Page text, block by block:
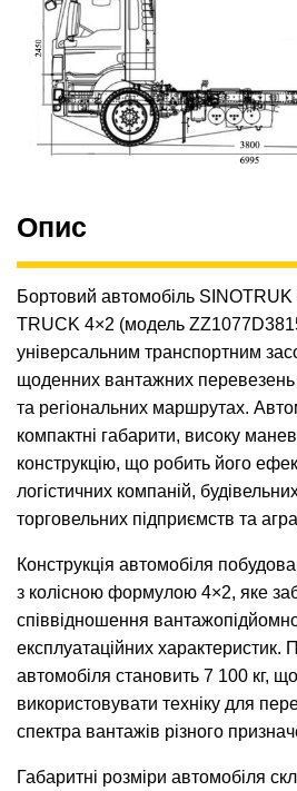
Опис
Бортовий автомобіль
TRUCK 4×2 (модель
універсальним транспортним
щоденних вантажних перевезень
та регіональних маршрутах.
компактні габарити, високу
конструкцію, що робить його
логістичних компаній,
торговельних підприємств та
Конструкція автомобіля
з колісною формулою 4×2, яке
співвідношення
експлуатаційних характеристик.
автомобіля становить 7 100 кг,
використовувати техніку для
спектра вантажів різного
Габаритні розміри автомобіля